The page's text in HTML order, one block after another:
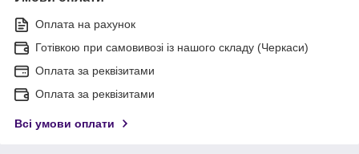
Оплата на рахунок
Готівкою при самовивозі із нашого складу (Черкаси)
Оплата за реквізитами
Оплата за реквізитами
Всі умови оплати